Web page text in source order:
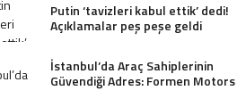
Putin ‘tavizleri kabul ettik’ dedi!
Açıklamalar peş peşe geldi
İstanbul’da Araç Sahiplerinin
Güvendiği Adres: Formen Motors